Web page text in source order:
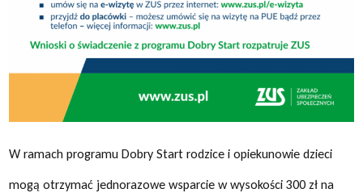
W ramach programu Dobry Start rodzice i opiekunowie dzieci
mogą otrzymać jednorazowe wsparcie w wysokości 300 zł na